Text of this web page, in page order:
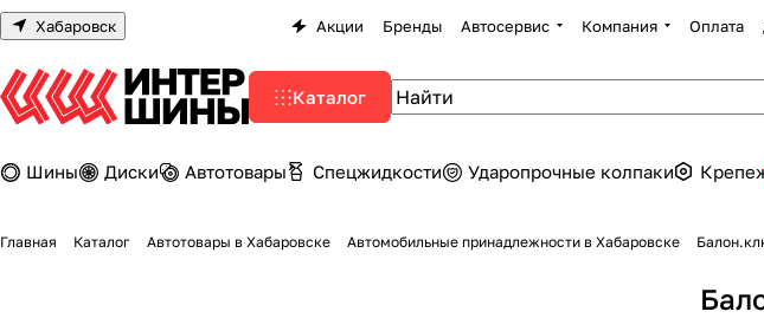
Хабаровск Акции Бренды Автосервис Компания Оплата
Каталог
Шины Диски Автотовары Спецжидкости Ударопрочные колпаки
Главная Каталог Автотовары в Хабаровске Автомобильные принадлежности в Хабаровске